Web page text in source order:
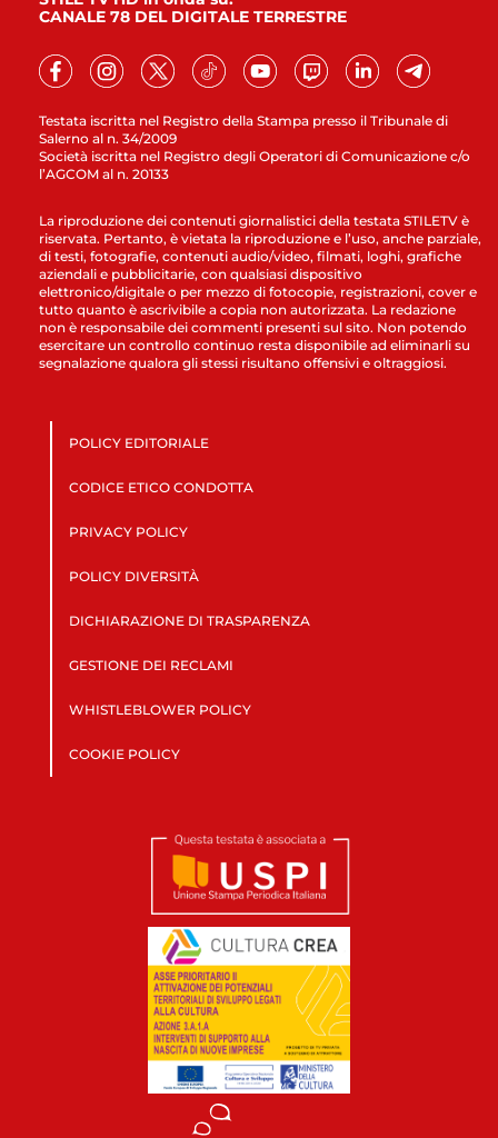
Testata iscritta nel Registro della Stampa presso il Tribunale di
Salerno al n. 34/2009
Società iscritta nel Registro degli Operatori di Comunicazione c/o
l’AGCOM al n. 20133
CANALE 78 DEL DIGITALE TERRESTRE
La riproduzione dei contenuti giornalistici della testata STILETV è
riservata. Pertanto, è vietata la riproduzione e l’uso, anche parziale,
di testi, fotografie, contenuti audio/video, filmati, loghi, grafiche
aziendali e pubblicitarie, con qualsiasi dispositivo
elettronico/digitale o per mezzo di fotocopie, registrazioni, cover e
tutto quanto è ascrivibile a copia non autorizzata. La redazione
non è responsabile dei commenti presenti sul sito. Non potendo
esercitare un controllo continuo resta disponibile ad eliminarli su
segnalazione qualora gli stessi risultano offensivi e oltraggiosi.
POLICY EDITORIALE
CODICE ETICO CONDOTTA
PRIVACY POLICY
POLICY DIVERSITÀ
DICHIARAZIONE DI TRASPARENZA
GESTIONE DEI RECLAMI
WHISTLEBLOWER POLICY
COOKIE POLICY